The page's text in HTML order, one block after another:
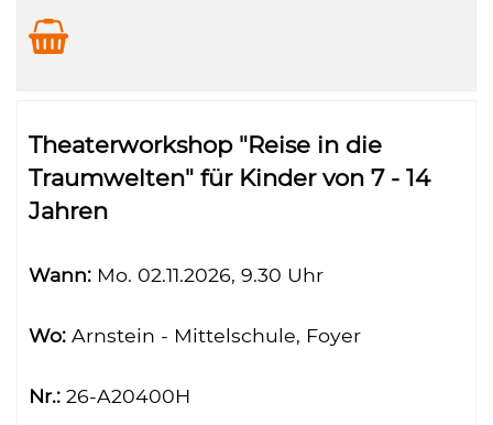
Theaterworkshop "Reise in die
Traumwelten" für Kinder von 7 - 14
Jahren
Wann: Mo. 02.11.2026, 9.30 Uhr
Wo: Arnstein - Mittelschule, Foyer
Nr.: 26-A20400H